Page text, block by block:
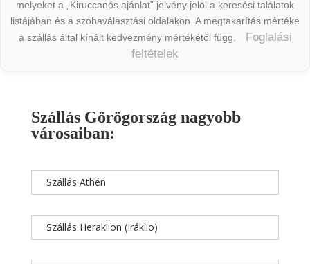
melyeket a „Kiruccanós ajánlat” jelvény jelöl a keresési találatok
listájában és a szobaválasztási oldalakon. A megtakarítás mértéke
a szállás által kínált kedvezmény mértékétől függ.
Foglalási
feltételek
Szállás Görögország nagyobb
városaiban:
Szállás Athén
Szállás Heraklion (Iráklio)